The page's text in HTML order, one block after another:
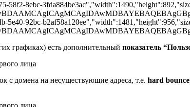
8ebc-
92bc-
графиках) есть дополнительный показатель
с домена на несуществующие адреса, т.е. hard bounce